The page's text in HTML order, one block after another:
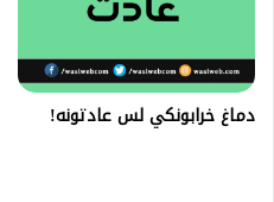
دماغ خرابونکي لس عادتونه!